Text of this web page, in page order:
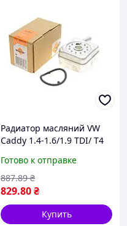
Радиатор масляний VW
Caddy 1.4-1.6/1.9 TDI/ T4
(теплообминник) NRF
31304 (opt-om)
Готово к отправке
829.80₴
887.89 ₴
Купить